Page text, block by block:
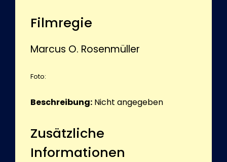
Filmregie
Marcus O. Rosenmüller
Foto:
Beschreibung: Nicht angegeben
Zusätzliche
Informationen